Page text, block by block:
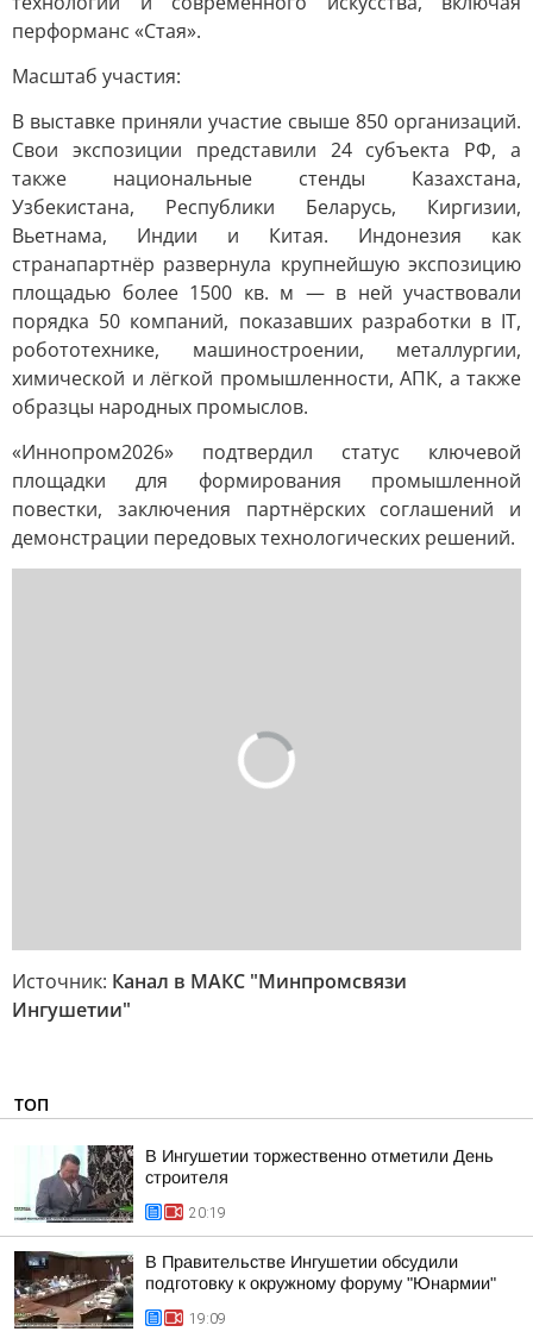
перформанс «Стая».
Масштаб участия:
В выставке приняли участие свыше 850 организаций.
Свои экспозиции представили 24 субъекта РФ, а
также национальные стенды Казахстана,
Узбекистана, Республики Беларусь, Киргизии,
Вьетнама, Индии и Китая. Индонезия как
странапартнёр развернула крупнейшую экспозицию
площадью более 1500 кв. м — в ней участвовали
порядка 50 компаний, показавших разработки в IT,
робототехнике, машиностроении, металлургии,
химической и лёгкой промышленности, АПК, а также
образцы народных промыслов.
«Иннопром2026» подтвердил статус ключевой
площадки для формирования промышленной
повестки, заключения партнёрских соглашений и
демонстрации передовых технологических решений.
Источник: Канал в МАКС "Минпромсвязи
Ингушетии"
ТОП
В Ингушетии торжественно отметили День
строителя
20:19
В Правительстве Ингушетии обсудили
подготовку к окружному форуму "Юнармии"
19:09